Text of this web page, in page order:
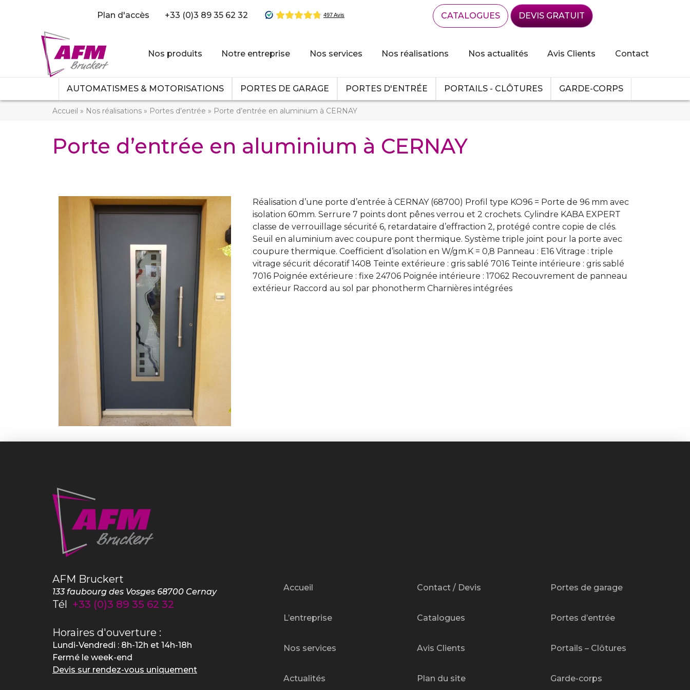
Plan d'accès +33 (0)3 89 35 62 32 CATALOGUES DEVIS GRATUIT
Nos produits Notre entreprise Nos services Nos réalisations Nos actualités Avis Clients Contact
AUTOMATISMES & MOTORISATIONS PORTES DE GARAGE PORTES D'ENTRÉE PORTAILS - CLÔTURES GARDE-CORPS
Accueil » Nos réalisations » Portes d’entrée » Porte d’entrée en aluminium à CERNAY
Porte d’entrée en aluminium à CERNAY
Réalisation d’une porte d’entrée à CERNAY (68700) Profil type KO96 = Porte de 96 mm avec
isolation 60mm. Serrure 7 points dont pênes verrou et 2 crochets. Cylindre KABA EXPERT
classe de verrouillage sécurité 6, retardataire d’effraction 2, protégé contre copie de clés.
Seuil en aluminium avec coupure pont thermique. Système triple joint pour la porte avec
coupure thermique. Coefficient d’isolation en W/gm.K = 0,8 Panneau : E16 Vitrage : triple
vitrage sécurit décoratif 1408 Teinte extérieure : gris sablé 7016 Teinte intérieure : gris sablé
7016 Poignée extérieure : fixe 24706 Poignée intérieure : 17062 Recouvrement de panneau
extérieur Raccord au sol par phonotherm Charnières intégrées
AFM Bruckert
133 faubourg des Vosges 68700 Cernay
Tél +33 (0)3 89 35 62 32
Horaires d'ouverture :
Lundi-Vendredi : 8h-12h et 14h-18h
Fermé le week-end
Devis sur rendez-vous uniquement
Accueil
L’entreprise
Nos services
Actualités
Contact / Devis
Catalogues
Avis Clients
Plan du site
Portes de garage
Portes d’entrée
Portails – Clôtures
Garde-corps